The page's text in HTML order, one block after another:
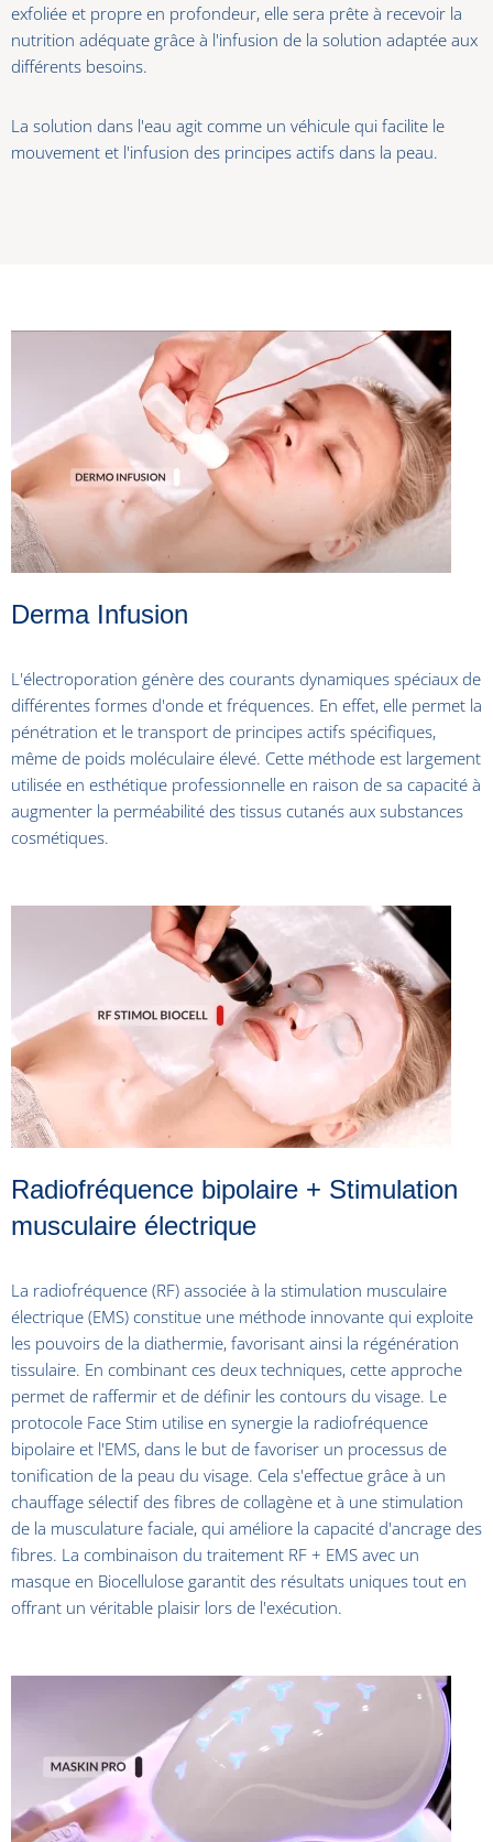
exfoliée et propre en profondeur, elle sera prête à recevoir la
nutrition adéquate grâce à l'infusion de la solution adaptée aux
différents besoins.
La solution dans l'eau agit comme un véhicule qui facilite le
mouvement et l'infusion des principes actifs dans la peau.
Derma Infusion
L'électroporation génère des courants dynamiques spéciaux de
différentes formes d'onde et fréquences. En effet, elle permet la
pénétration et le transport de principes actifs spécifiques,
même de poids moléculaire élevé. Cette méthode est largement
utilisée en esthétique professionnelle en raison de sa capacité à
augmenter la perméabilité des tissus cutanés aux substances
cosmétiques.
Radiofréquence bipolaire + Stimulation
musculaire électrique
La radiofréquence (RF) associée à la stimulation musculaire
électrique (EMS) constitue une méthode innovante qui exploite
les pouvoirs de la diathermie, favorisant ainsi la régénération
tissulaire. En combinant ces deux techniques, cette approche
permet de raffermir et de définir les contours du visage. Le
protocole Face Stim utilise en synergie la radiofréquence
bipolaire et l'EMS, dans le but de favoriser un processus de
tonification de la peau du visage. Cela s'effectue grâce à un
chauffage sélectif des fibres de collagène et à une stimulation
de la musculature faciale, qui améliore la capacité d'ancrage des
fibres. La combinaison du traitement RF + EMS avec un
masque en Biocellulose garantit des résultats uniques tout en
offrant un véritable plaisir lors de l'exécution.